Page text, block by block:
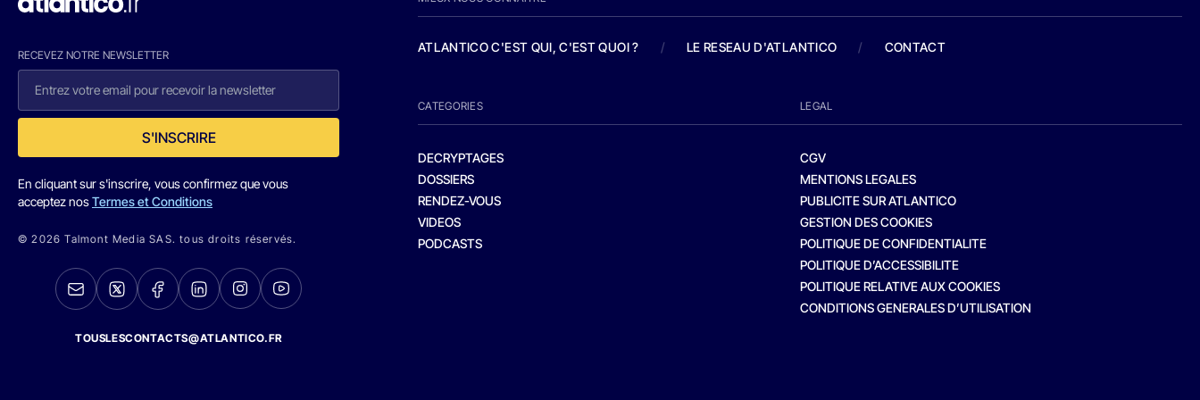
RECEVEZ NOTRE NEWSLETTER
S'INSCRIRE
En cliquant sur s'inscrire, vous confirmez que vous
acceptez nosTermes et Conditions
© 2026 Talmont Media SAS. tous droits réservés.
TOUSLESCONTACTS@ATLANTICO.FR
ATLANTICO C'EST QUI, C'EST QUOI ? / LE RESEAU D'ATLANTICO / CONTACT
CATEGORIES
DECRYPTAGES
DOSSIERS
RENDEZ-VOUS
VIDEOS
PODCASTS
LEGAL
CGV
MENTIONS LEGALES
PUBLICITE SUR ATLANTICO
GESTION DES COOKIES
POLITIQUE DE CONFIDENTIALITE
POLITIQUE D’ACCESSIBILITE
POLITIQUE RELATIVE AUX COOKIES
CONDITIONS GENERALES D’UTILISATION